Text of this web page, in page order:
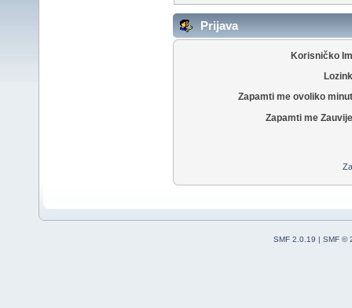
Prijava
Korisničko
Zapamti me ovoliko
Zapamti me
SMF 2.0.19 | SMF ©